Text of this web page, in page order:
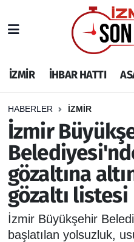
İZMİR İHBAR HATTI
HABERLER İZMİR
İzmir
gözaltına
gözaltı listesi
İzmir Büyükşehir
başlatılan yolsuzluk,
İHBAR HATTI
DEPREM
GENEL
EKONOMİ
SİYASET
SPOR
İzmir Nöbetçi
İzmir Hava Durumu
İzmir Namaz Vakitleri
İzmir Trafik Yoğunluk
Puan Durumu ve
Tüm Manşetler
Son Dakika Haberleri